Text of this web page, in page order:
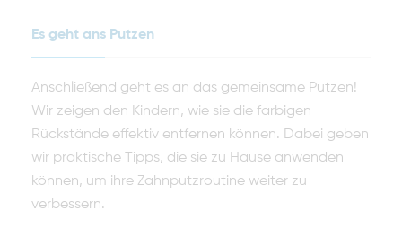
Es geht ans Putzen
Anschließend geht es an das gemeinsame Putzen!
Wir zeigen den Kindern, wie sie die farbigen
Rückstände effektiv entfernen können. Dabei geben
wir praktische Tipps, die sie zu Hause anwenden
können, um ihre Zahnputzroutine weiter zu
verbessern.